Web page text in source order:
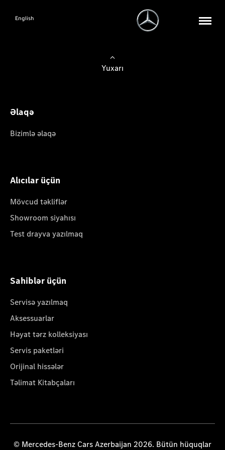
English
Yuxarı
Əlaqə
Bizimlə əlaqə
Alıcılar üçün
Mövcud təkliflər
Showroom siyahısı
Test drayva yazılmaq
Sahiblər üçün
Servisə yazılmaq
Aksessuarlar
Həyat tərz kolleksiyası
Servis paketləri
Orijinal hissələr
Təlimat Kitabçaları
© Mercedes-Benz Cars Azerbaijan 2026. Bütün hüquqlar